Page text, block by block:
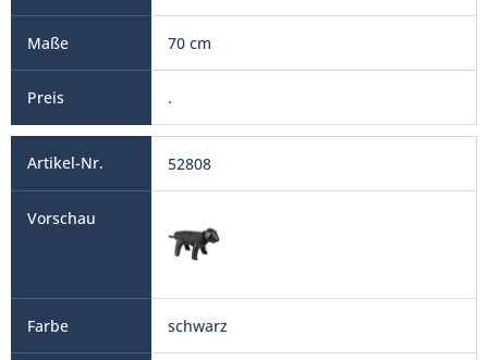
70 cm
.
52808
schwarz